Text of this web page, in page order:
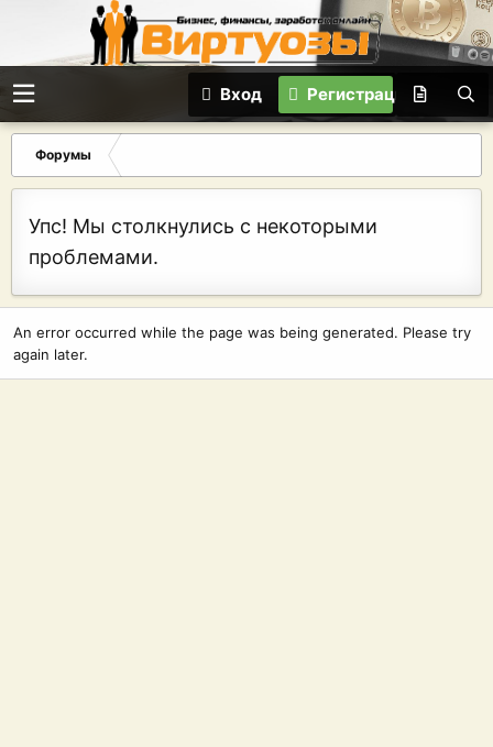
Вход Регистрация
Форумы
Упс! Мы столкнулись с некоторыми
проблемами.
An error occurred while the page was being generated. Please try
again later.